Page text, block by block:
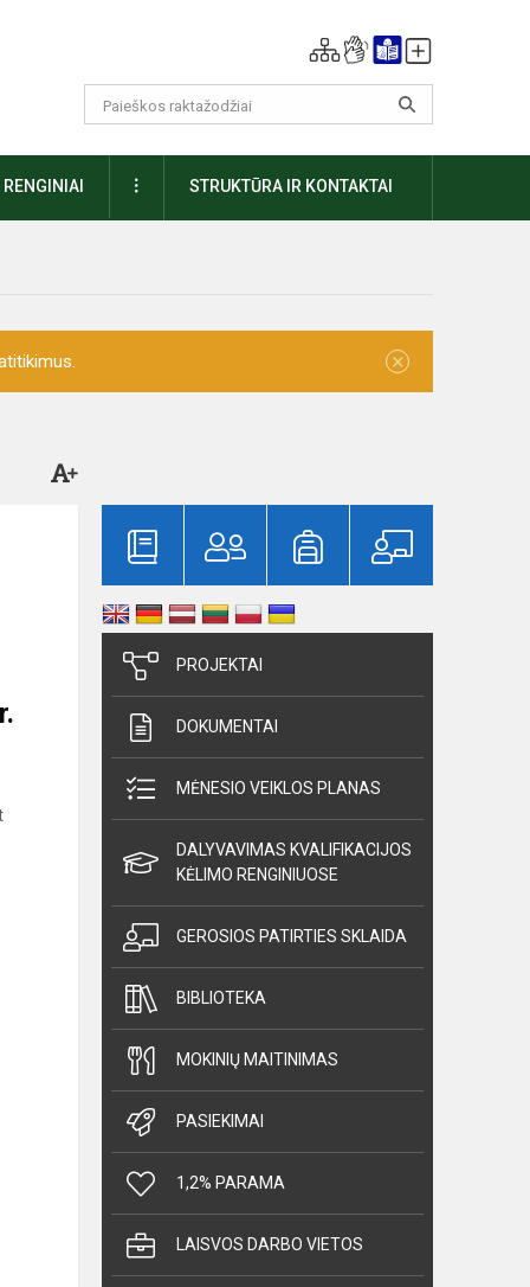
RENGINIAI DAUGIAUSTRUKTŪRA IR KONTAKTAI
×
PROJEKTAI
DOKUMENTAI
MĖNESIO VEIKLOS PLANAS
DALYVAVIMAS KVALIFIKACIJOS
KĖLIMO RENGINIUOSE
GEROSIOS PATIRTIES SKLAIDA
BIBLIOTEKA
MOKINIŲ MAITINIMAS
PASIEKIMAI
1,2% PARAMA
LAISVOS DARBO VIETOS